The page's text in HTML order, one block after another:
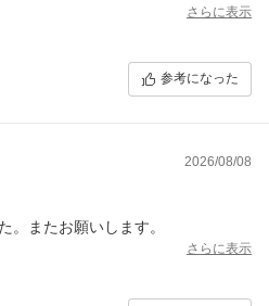
さらに表示
参考になった
2026/08/08
。またお願いします。
さらに表示